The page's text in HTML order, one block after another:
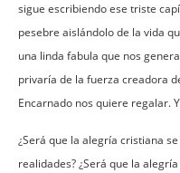
sigue escribiendo ese triste
pesebre aislándolo de la vida
una linda fabula que nos
privaría de la fuerza creadora
Encarnado nos quiere regalar.
¿Será que la alegría cristiana
realidades? ¿Será que la